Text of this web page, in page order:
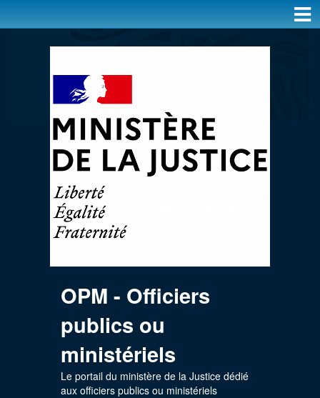
OPM - Officiers
publics ou
ministériels
Le portail du ministère de la Justice dédié
aux officiers publics ou ministériels